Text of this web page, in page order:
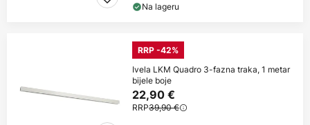
Na lageru
RRP -42%
Ivela LKM Quadro 3-fazna traka, 1 metar
bijele boje
22,90 €
RRP39,90 €